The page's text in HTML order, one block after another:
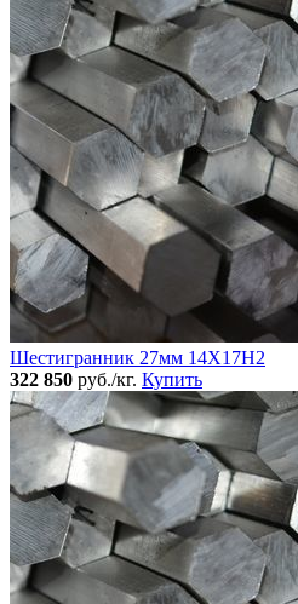
Шестигранник 27мм 14Х17Н2
322 850 руб./кг. Купить